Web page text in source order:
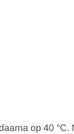
op 40 °C.